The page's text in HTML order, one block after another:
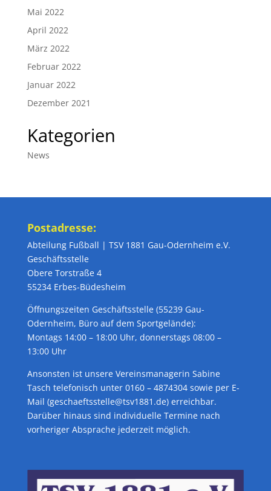
Mai 2022
April 2022
März 2022
Februar 2022
Januar 2022
Dezember 2021
Kategorien
News
Postadresse:
Abteilung Fußball | TSV 1881 Gau-Odernheim e.V.
Geschäftsstelle
Obere Torstraße 4
55234 Erbes-Büdesheim
Öffnungszeiten Geschäftsstelle (55239 Gau-
Odernheim, Büro auf dem Sportgelände):
Montags 14:00 – 18:00 Uhr, donnerstags 08:00 –
13:00 Uhr
Ansonsten ist unsere Vereinsmanagerin Sabine
Tasch telefonisch unter 0160 – 4874304 sowie per E-
Mail (geschaeftsstelle@tsv1881.de) erreichbar.
Darüber hinaus sind individuelle Termine nach
vorheriger Absprache jederzeit möglich.